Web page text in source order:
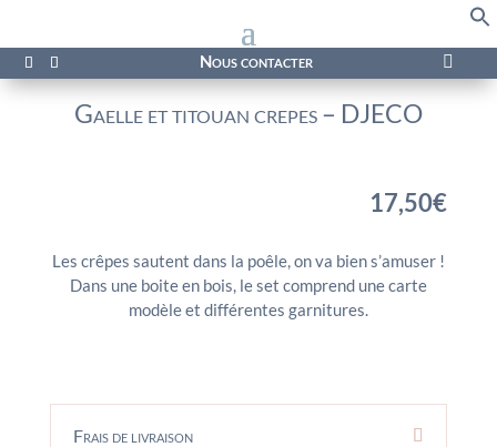
Nous contacter 
Gaelle et titouan crepes – DJECO
17,50€
Les crêpes sautent dans la poêle, on va bien s’amuser !
Dans une boite en bois, le set comprend une carte
modèle et différentes garnitures.
Frais de livraison